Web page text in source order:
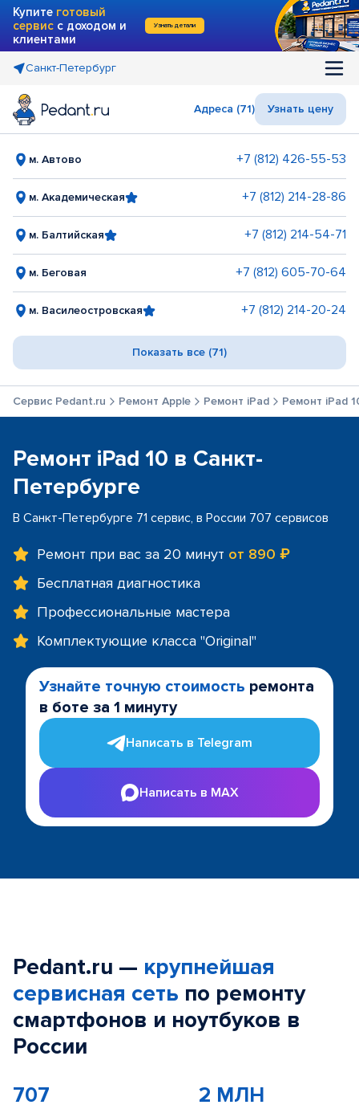
Купите готовый
сервис с доходом и
клиентами
Узнать детали
Санкт-Петербург
Адреса (71) Узнать цену
м. Автово +7 (812) 426-55-53
м. Академическая +7 (812) 214-28-86
м. Балтийская +7 (812) 214-54-71
м. Беговая +7 (812) 605-70-64
м. Василеостровская +7 (812) 214-20-24
Показать все (71)
Сервис Pedant.ru Ремонт Apple Ремонт iPad Ремонт iPad
Ремонт iPad 10 в Санкт-
Петербурге
В Санкт-Петербурге 71 сервис, в России 707 сервисов
Ремонт при вас за 20 минут от 890 ₽
Бесплатная диагностика
Профессиональные мастера
Комплектующие класса "Original"
Узнайте точную стоимость ремонта
в боте за 1 минуту
Написать в Telegram
Написать в MAX
Pedant.ru — крупнейшая
сервисная сеть по ремонту
смартфонов и ноутбуков в
России
707 2 МЛН